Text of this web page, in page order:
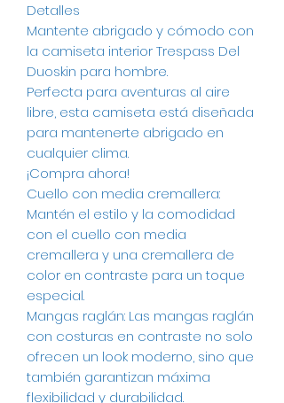
Detalles
Mantente abrigado y cómodo con
la camiseta interior Trespass Del
Duoskin para hombre.
Perfecta para aventuras al aire
libre, esta camiseta está diseñada
para mantenerte abrigado en
cualquier clima.
¡Compra ahora!
Cuello con media cremallera:
Mantén el estilo y la comodidad
con el cuello con media
cremallera y una cremallera de
color en contraste para un toque
especial.
Mangas raglán: Las mangas raglán
con costuras en contraste no solo
ofrecen un look moderno, sino que
también garantizan máxima
flexibilidad y durabilidad.